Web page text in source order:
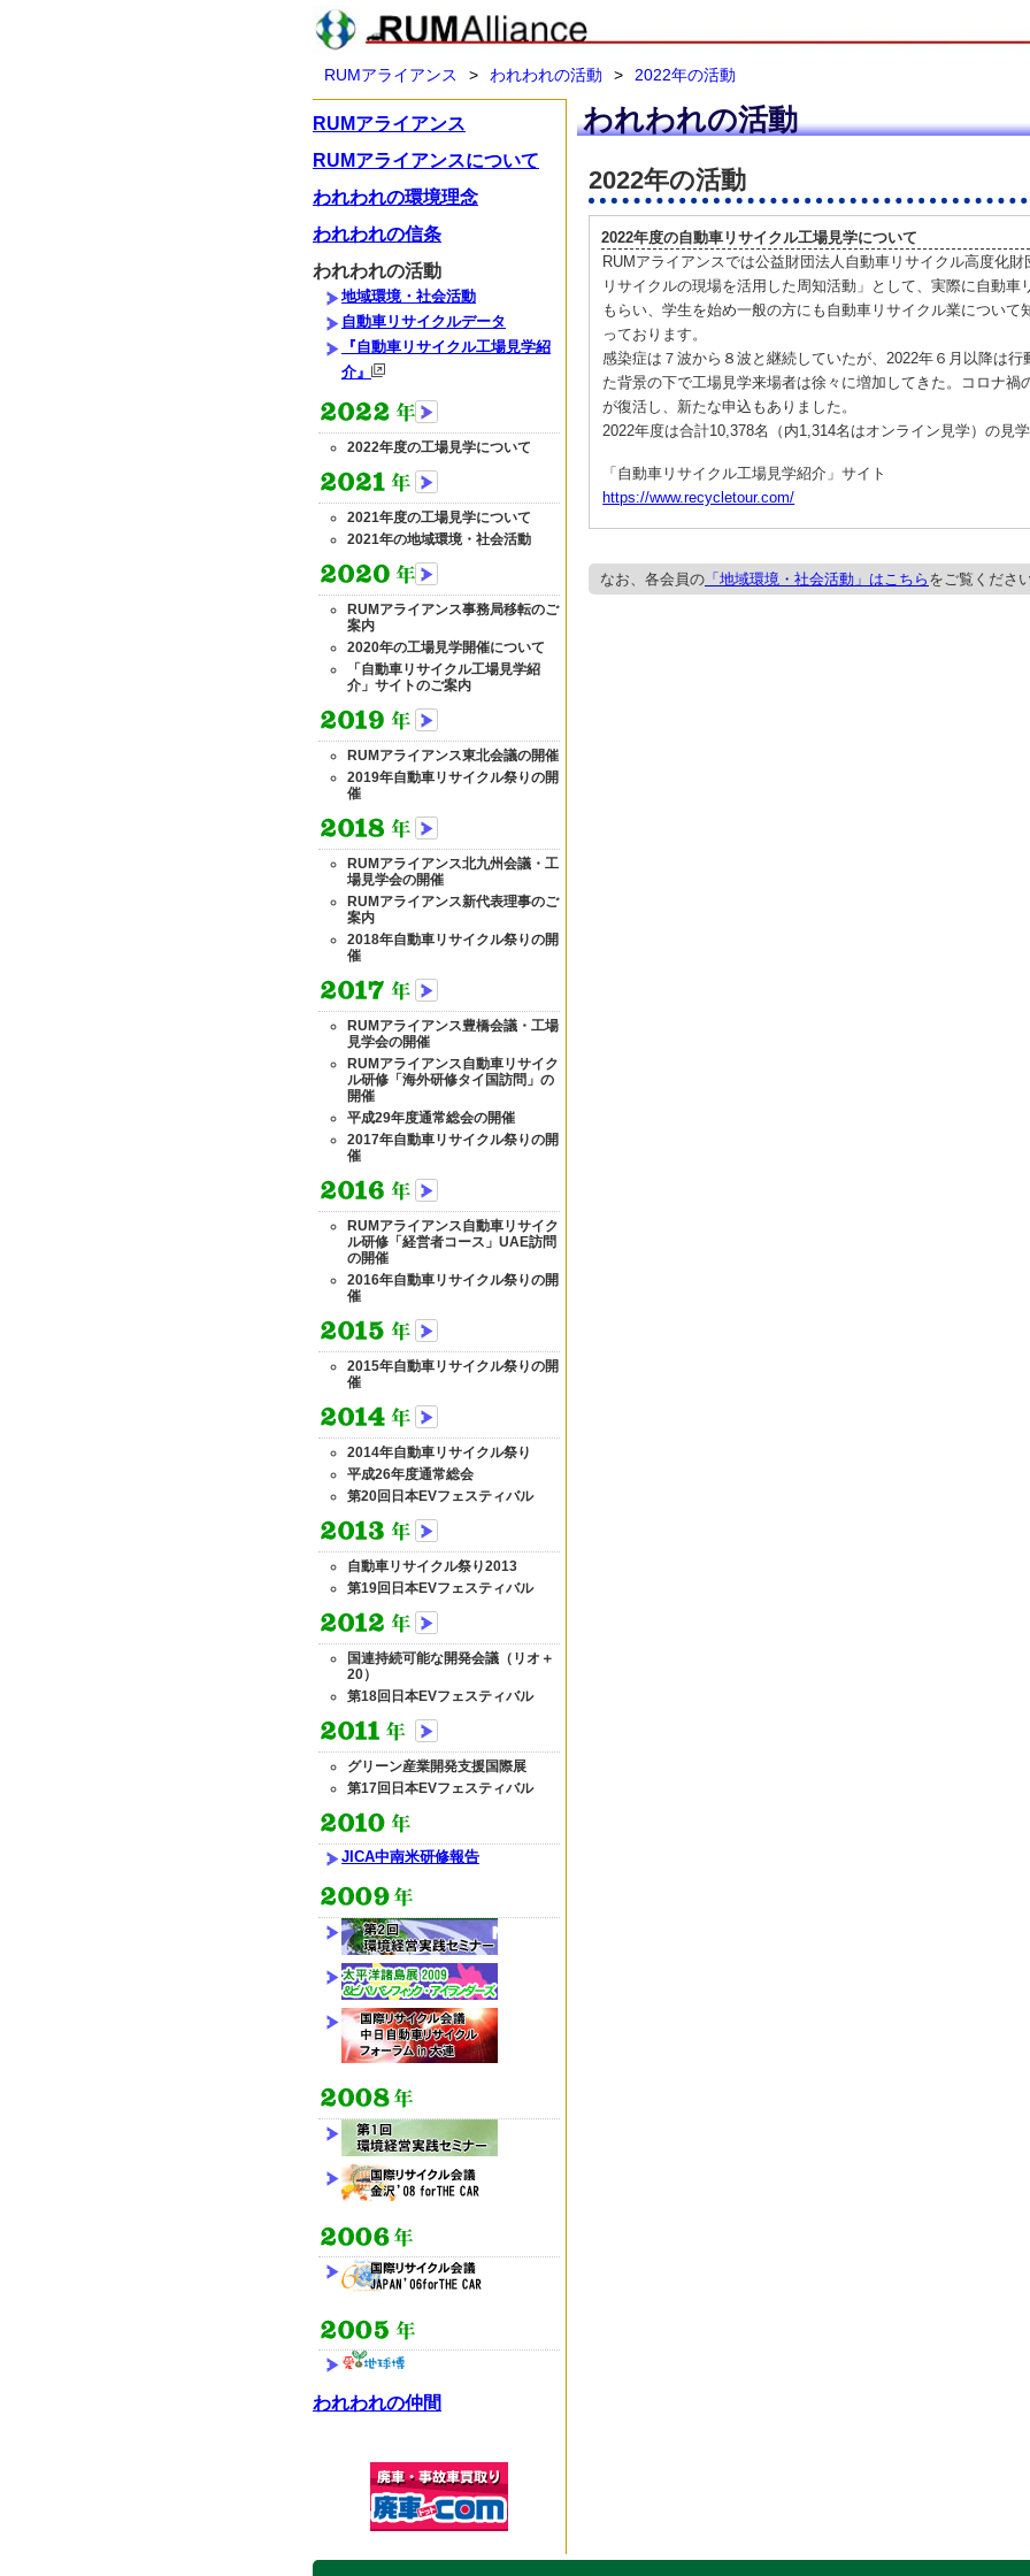
RUMアライアンス > われわれの活動 > 2022年の活動
われわれの活動
2022年の活動
2022年度の自動車リサイクル工場見学について
RUMアライアンスでは公益財団法人自動車リサイクル高度化
リサイクルの現場を活用した周知活動」として、実際に自動車
もらい、学生を始め一般の方にも自動車リサイクル業について
っております。
感染症は７波から８波と継続していたが、2022年６月以降は
た背景の下で工場見学来場者は徐々に増加してきた。コロナ禍
が復活し、新たな申込もありました。
2022年度は合計10,378名（内1,314名はオンライン見学）の見
「自動車リサイクル工場見学紹介」サイト
https://www.recycletour.com/
なお、各会員の 「地域環境・社会活動」はこちら をご覧くださ
RUMアライアンス
RUMアライアンスについて
われわれの環境理念
われわれの信条
われわれの活動
地域環境・社会活動
自動車リサイクルデータ
『自動車リサイクル工場見学紹
介』
2022年度の工場見学について
2021年度の工場見学について
2021年の地域環境・社会活動
RUMアライアンス事務局移転のご
案内
2020年の工場見学開催について
「自動車リサイクル工場見学紹
介」サイトのご案内
RUMアライアンス東北会議の開催
2019年自動車リサイクル祭りの開
催
RUMアライアンス北九州会議・工
場見学会の開催
RUMアライアンス新代表理事のご
案内
2018年自動車リサイクル祭りの開
催
RUMアライアンス豊橋会議・工場
見学会の開催
RUMアライアンス自動車リサイク
ル研修「海外研修タイ国訪問」の
開催
平成29年度通常総会の開催
2017年自動車リサイクル祭りの開
催
RUMアライアンス自動車リサイク
ル研修「経営者コース」UAE訪問
の開催
2016年自動車リサイクル祭りの開
催
2015年自動車リサイクル祭りの開
催
2014年自動車リサイクル祭り
平成26年度通常総会
第20回日本EVフェスティバル
自動車リサイクル祭り2013
第19回日本EVフェスティバル
国連持続可能な開発会議（リオ＋
20）
第18回日本EVフェスティバル
グリーン産業開発支援国際展
第17回日本EVフェスティバル
JICA中南米研修報告
われわれの仲間